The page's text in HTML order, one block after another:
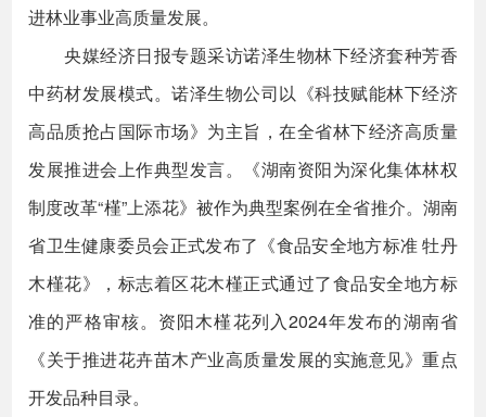
进林业事业高质量发展。
央媒经济日报专题采访诺泽生物林下经济套种芳香
中药材发展模式。诺泽生物公司以《科技赋能林下经济
高品质抢占国际市场》为主旨，在全省林下经济高质量
发展推进会上作典型发言。《湖南资阳为深化集体林权
制度改革“槿”上添花》被作为典型案例在全省推介。湖南
省卫生健康委员会正式发布了《食品安全地方标准 牡丹
木槿花》，标志着区花木槿正式通过了食品安全地方标
准的严格审核。资阳木槿花列入2024年发布的湖南省
《关于推进花卉苗木产业高质量发展的实施意见》重点
开发品种目录。